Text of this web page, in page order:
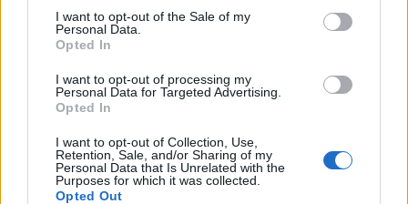
consent section.
I want to opt-out of the Sale of my
Personal Data.
Opted In
I want to opt-out of processing my
Personal Data for Targeted Advertising.
Opted In
I want to opt-out of Collection, Use,
Retention, Sale, and/or Sharing of my
Personal Data that Is Unrelated with the
Purposes for which it was collected.
Opted Out
Σχόλια
Σχολίασε εδώ